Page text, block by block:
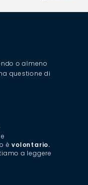
o almeno
questione di
èvolontario.
a leggere